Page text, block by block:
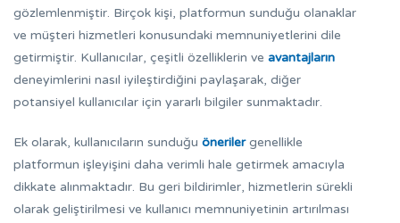
gözlemlenmiştir. Birçok kişi, platformun sunduğu olanaklar
ve müşteri hizmetleri konusundaki memnuniyetlerini dile
getirmiştir. Kullanıcılar, çeşitli özelliklerin ve avantajların
deneyimlerini nasıl iyileştirdiğini paylaşarak, diğer
potansiyel kullanıcılar için yararlı bilgiler sunmaktadır.
Ek olarak, kullanıcıların sunduğu önerilergenellikle
platformun işleyişini daha verimli hale getirmek amacıyla
dikkate alınmaktadır. Bu geri bildirimler, hizmetlerin sürekli
olarak geliştirilmesi ve kullanıcı memnuniyetinin artırılması